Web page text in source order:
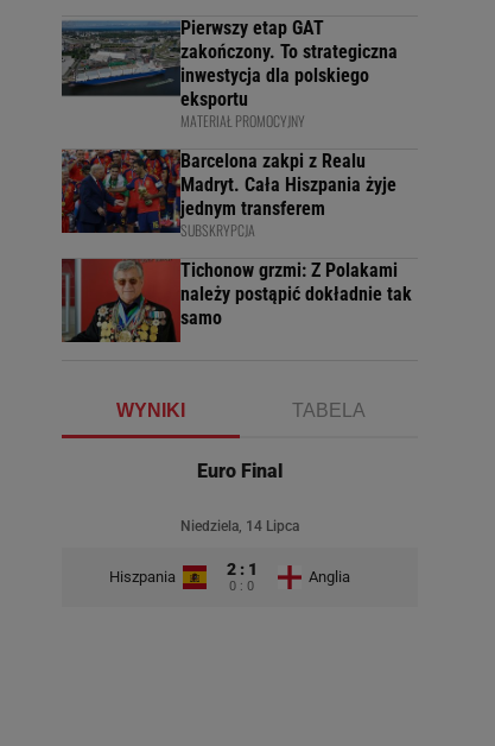
Pierwszy etap GAT
zakończony. To strategiczna
inwestycja dla polskiego
eksportu
MATERIAŁ PROMOCYJNY
Barcelona zakpi z Realu
Madryt. Cała Hiszpania żyje
jednym transferem
SUBSKRYPCJA
Tichonow grzmi: Z Polakami
należy postąpić dokładnie tak
samo
WYNIKI TABELA
Euro Final
Niedziela, 14 Lipca
Hiszpania 2 : 1
0 : 0
Anglia